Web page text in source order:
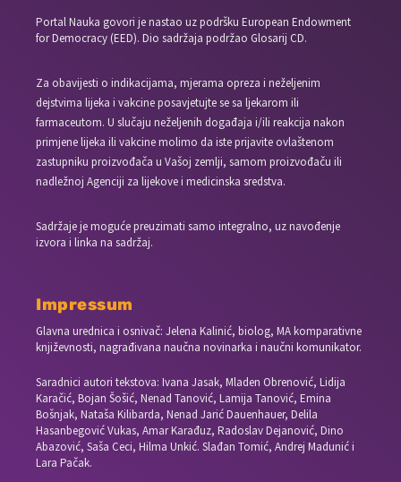
Portal Nauka govori je nastao uz podršku European Endowment
for Democracy (EED). Dio sadržaja podržao Glosarij CD.
Za obavijesti o indikacijama, mjerama opreza i neželjenim
dejstvima lijeka i vakcine posavjetujte se sa ljekarom ili
farmaceutom. U slučaju neželjenih događaja i/ili reakcija nakon
primjene lijeka ili vakcine molimo da iste prijavite ovlaštenom
zastupniku proizvođača u Vašoj zemlji, samom proizvođaču ili
nadležnoj Agenciji za lijekove i medicinska sredstva.
Sadržaje je moguće preuzimati samo integralno, uz navođenje
izvora i linka na sadržaj.
Impressum
Glavna urednica i osnivač: Jelena Kalinić, biolog, MA komparativne
književnosti, nagrađivana naučna novinarka i naučni komunikator.
Saradnici autori tekstova: Ivana Jasak, Mladen Obrenović, Lidija
Karačić, Bojan Šošić, Nenad Tanović, Lamija Tanović, Emina
Bošnjak, Nataša Kilibarda, Nenad Jarić Dauenhauer, Delila
Hasanbegović Vukas, Amar Karađuz, Radoslav Dejanović, Dino
Abazović, Saša Ceci, Hilma Unkić. Slađan Tomić, Andrej Madunić i
Lara Pačak.